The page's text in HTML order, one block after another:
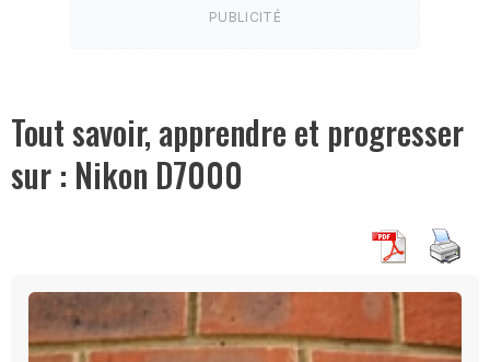
PUBLICITÉ
Tout savoir, apprendre et progresser
sur : Nikon D7000